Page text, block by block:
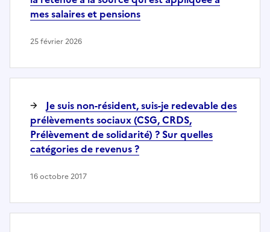
mes salaires et pensions
25 février 2026
Je suis non-résident, suis-je redevable des
prélèvements sociaux (CSG, CRDS,
Prélèvement de solidarité) ? Sur quelles
catégories de revenus ?
16 octobre 2017